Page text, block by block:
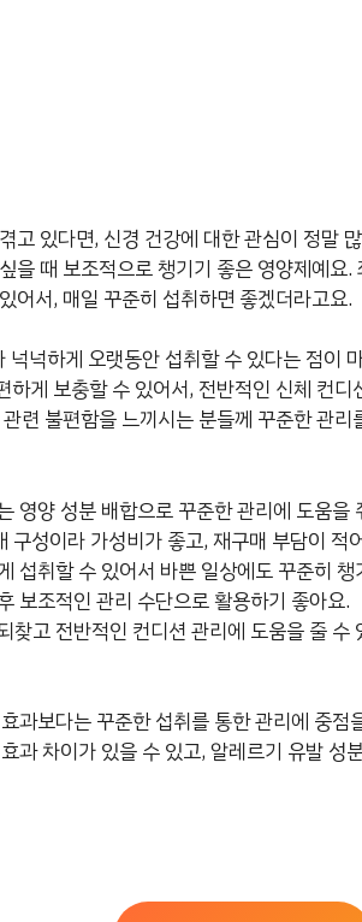
고 있다면, 신경 건강에 대한 관심이 정말
을 때 보조적으로 챙기기 좋은 영양제예요
어서, 매일 꾸준히 섭취하면 좋겠더라고요.
넉하게 오랫동안 섭취할 수 있다는 점이
하게 보충할 수 있어서, 전반적인 신체 컨
련 불편함을 느끼시는 분들께 꾸준한 관
영양 성분 배합으로 꾸준한 관리에 도움을
성이라 가성비가 좋고, 재구매 부담이 적
섭취할 수 있어서 바쁜 일상에도 꾸준히 챙
보조적인 관리 수단으로 활용하기 좋아요.
찾고 전반적인 컨디션 관리에 도움을 줄 수
과보다는 꾸준한 섭취를 통한 관리에 중점
과 차이가 있을 수 있고, 알레르기 유발 성